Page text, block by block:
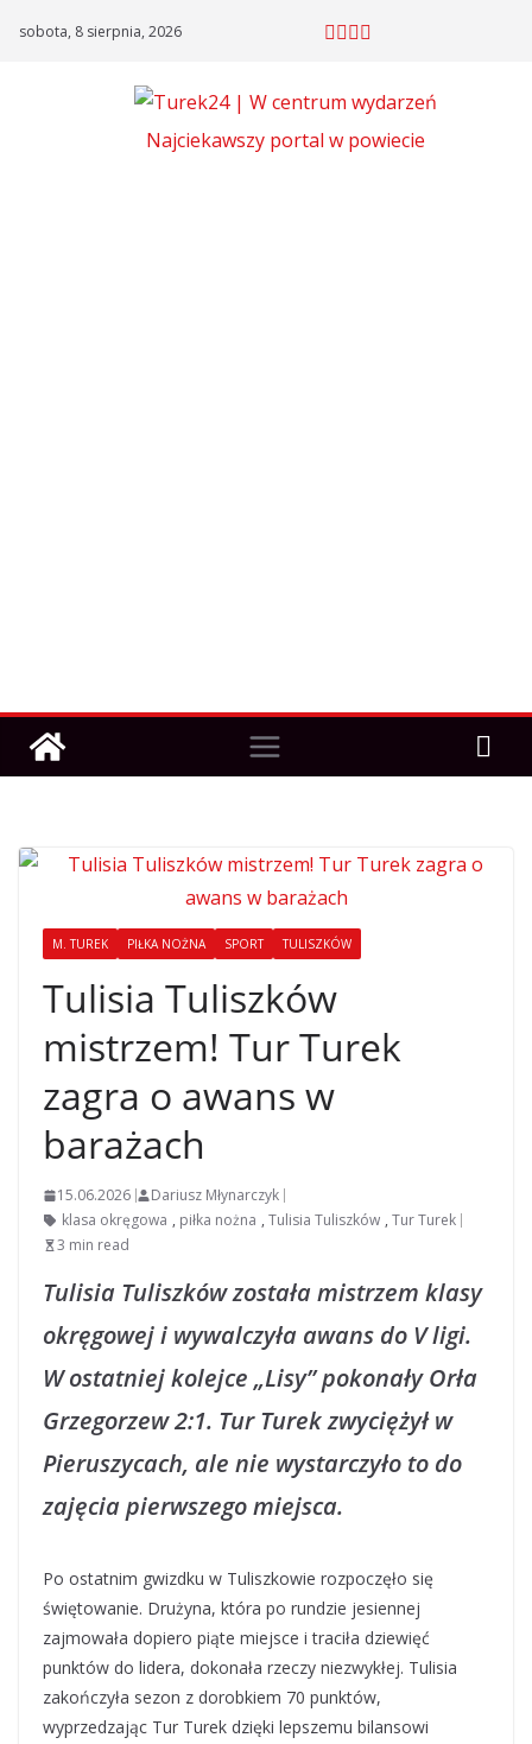
sobota, 8 sierpnia, 2026
Najciekawszy portal w powiecie
M. TUREK PIŁKA NOŻNA SPORT TULISZKÓW
Tulisia Tuliszków
mistrzem! Tur Turek
zagra o awans w
barażach
15.06.2026
Dariusz Młynarczyk
klasa okręgowa , piłka nożna , Tulisia Tuliszków , Tur Turek
3 min read
Tulisia Tuliszków została mistrzem klasy
okręgowej i wywalczyła awans do V ligi.
W ostatniej kolejce „Lisy” pokonały Orła
Grzegorzew 2:1. Tur Turek zwyciężył w
Pieruszycach, ale nie wystarczyło to do
zajęcia pierwszego miejsca.
Po ostatnim gwizdku w Tuliszkowie rozpoczęło się
świętowanie. Drużyna, która po rundzie jesiennej
zajmowała dopiero piąte miejsce i traciła dziewięć
punktów do lidera, dokonała rzeczy niezwykłej. Tulisia
zakończyła sezon z dorobkiem 70 punktów,
wyprzedzając Tur Turek dzięki lepszemu bilansowi